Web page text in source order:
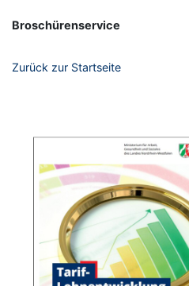
Broschürenservice
Zurück zur Startseite